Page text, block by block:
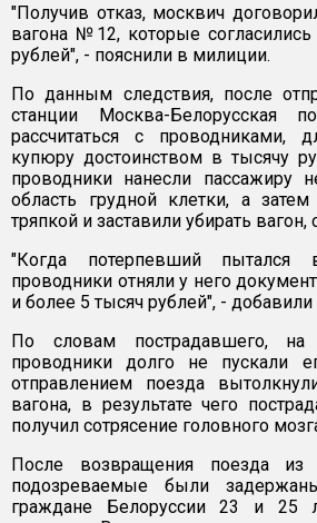
"Получив отказ, москвич
вагона №12, которые
рублей", - пояснили в милиции.
По данным следствия, после
станции Москва-Белорусская
рассчитаться с проводниками,
купюру достоинством в тысячу
проводники нанесли пассажиру
область грудной клетки, а
тряпкой и заставили убирать вагон,
"Когда потерпевший пытался
проводники отняли у него
и более 5 тысяч рублей", -
По словам пострадавшего, на
проводники долго не пускали
отправлением поезда
вагона, в результате чего
получил сотрясение головного
После возвращения поезда
подозреваемые были
граждане Белоруссии 23 и 25